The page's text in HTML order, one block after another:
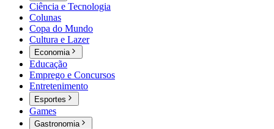
Ciência e Tecnologia
Colunas
Copa do Mundo
Cultura e Lazer
Economia
Educação
Emprego e Concursos
Entretenimento
Esportes
Games
Gastronomia